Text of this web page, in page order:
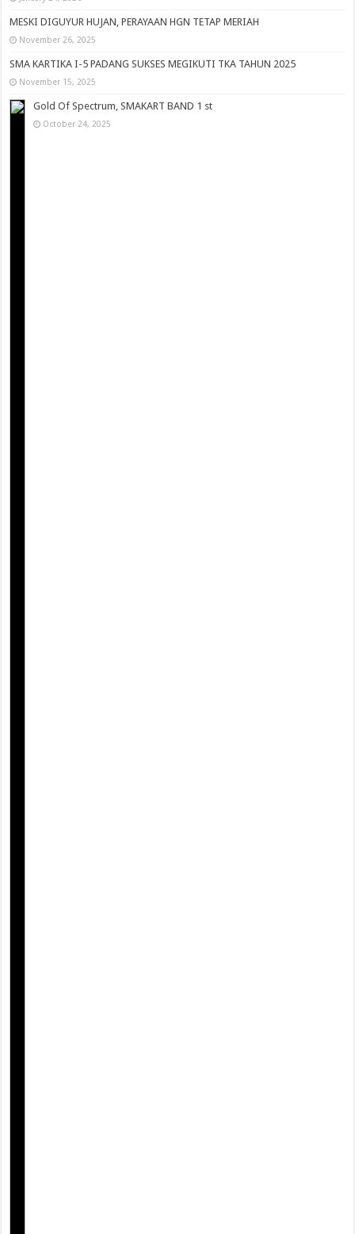
MESKI DIGUYUR HUJAN, PERAYAAN HGN TETAP MERIAH
November 26, 2025
SMA KARTIKA I-5 PADANG SUKSES MEGIKUTI TKA TAHUN 2025
November 15, 2025
Gold Of Spectrum, SMAKART BAND 1 st
October 24, 2025